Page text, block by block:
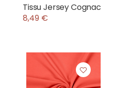
Tissu Jersey Cognac
8,49 €